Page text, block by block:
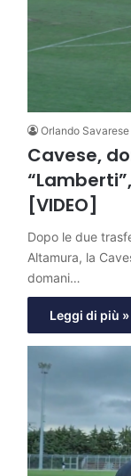
Orlando Savarese
Cavese,
[VIDEO]
Dopo le due
Altamura, la
domani…
Leggi di più »